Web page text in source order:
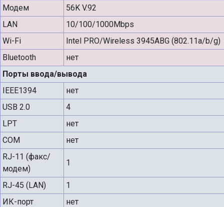
Модем
56K V.92
LAN
10/100/1000Mbps
Wi-Fi
Intel PRO/Wireless 3945ABG (802.11a/b/g)
Bluetooth
нет
Порты ввода/вывода
IEEE1394
нет
USB 2.0
4
LPT
нет
COM
нет
RJ-11 (факс/
модем)
1
RJ-45 (LAN)
1
ИК-порт
нет